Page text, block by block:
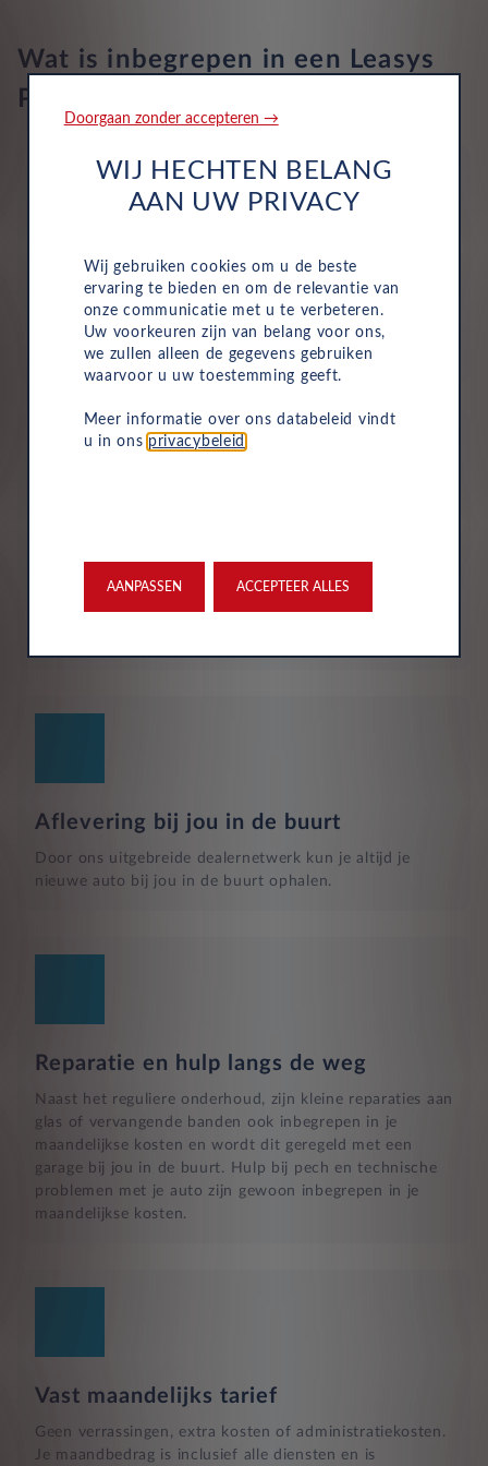
Wat is inbegrepen in een Leasys
Private Lease?
Wegenbelasting
Motorrijtuigenbelasting is volledig inbegrepen in je
maandelijkse kosten, dus je hoeft dit niet zelf te
betalen.
inzittenden-verzekering (POI), WA-verzekering en
Aflevering bij jou in de buurt
Door ons uitgebreide dealernetwerk kun je altijd je
nieuwe auto bij jou in de buurt ophalen.
Reparatie en hulp langs de weg
Naast het reguliere onderhoud, zijn kleine reparaties aan
glas of vervangende banden ook inbegrepen in je
maandelijkse kosten en wordt dit geregeld met een
garage bij jou in de buurt. Hulp bij pech en technische
problemen met je auto zijn gewoon inbegrepen in je
maandelijkse kosten.
Vast maandelijks tarief
Geen verrassingen, extra kosten of administratiekosten.
Je maandbedrag is inclusief alle diensten en is
Doorgaan zonder accepteren →
WIJ HECHTEN BELANG
AAN UW PRIVACY
Wij gebruiken cookies om u de beste
ervaring te bieden en om de relevantie van
onze communicatie met u te verbeteren.
Uw voorkeuren zijn van belang voor ons,
we zullen alleen de gegevens gebruiken
waarvoor u uw toestemming geeft.
Meer informatie over ons databeleid vindt
u in ons privacybeleid
AANPASSEN ACCEPTEER ALLES